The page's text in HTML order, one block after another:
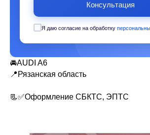
Консультация
Я даю согласие на обработку
🚘AUDI A6
📍Рязанская область
📃✅Оформление СБКТС, ЭПТС